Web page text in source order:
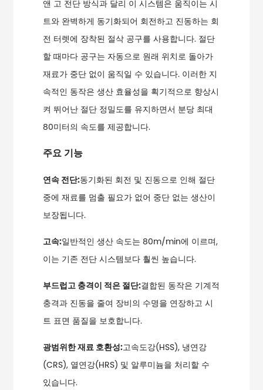
앤 고 전단 방식과 달리 이 시스템은 움직이는 시
트와 완벽하게 동기화되어 회전하고 진동하는 회
전 터렛에 장착된 절삭 공구를 사용합니다. 절단
할 때마다 공구는 자동으로 원래 위치로 돌아가
재료가 중단 없이 움직일 수 있습니다. 이러한 지
속적인 동작은 생산 효율성을 획기적으로 향상시
켜 뛰어난 절단 정밀도를 유지하면서 분당 최대
80미터의 속도를 제공합니다.
주요 기능
연속 전단:동기화된 회전 및 진동으로 인해 절단
중에 재료를 멈출 필요가 없어 중단 없는 생산이
보장됩니다.
고속:일반적인 생산 속도는 80m/min에 이르며,
이는 기존 전단 시스템보다 훨씬 높습니다.
부드럽고 충격이 적은 절단:결합된 동작은 기계적
충격과 진동을 줄여 장비의 수명을 연장하고 시
트 표면 품질을 보호합니다.
광범위한 재료 호환성:고속도강(HSS), 냉연강
(CRS), 열연강(HRS) 및 알루미늄을 처리할 수
있습니다.